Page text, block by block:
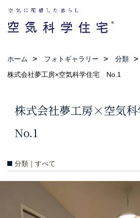
ホーム フォトギャラリー 分類
株式会社夢工房×空気科学住宅 No.1
株式会社夢工房×空気
No.1
分類｜すべて